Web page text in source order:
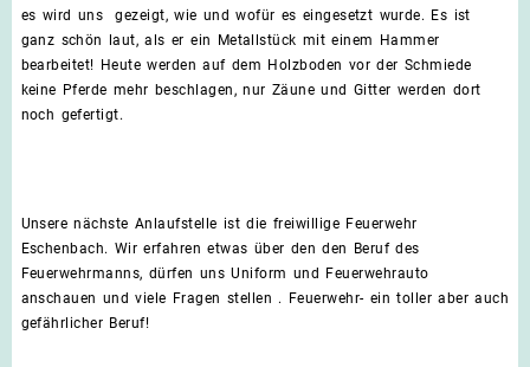
es wird uns gezeigt, wie und wofür es eingesetzt wurde. Es ist
ganz schön laut, als er ein Metallstück mit einem Hammer
bearbeitet! Heute werden auf dem Holzboden vor der Schmiede
keine Pferde mehr beschlagen, nur Zäune und Gitter werden dort
noch gefertigt.
Unsere nächste Anlaufstelle ist die freiwillige Feuerwehr
Eschenbach. Wir erfahren etwas über den den Beruf des
Feuerwehrmanns, dürfen uns Uniform und Feuerwehrauto
anschauen und viele Fragen stellen . Feuerwehr- ein toller aber auch
gefährlicher Beruf!